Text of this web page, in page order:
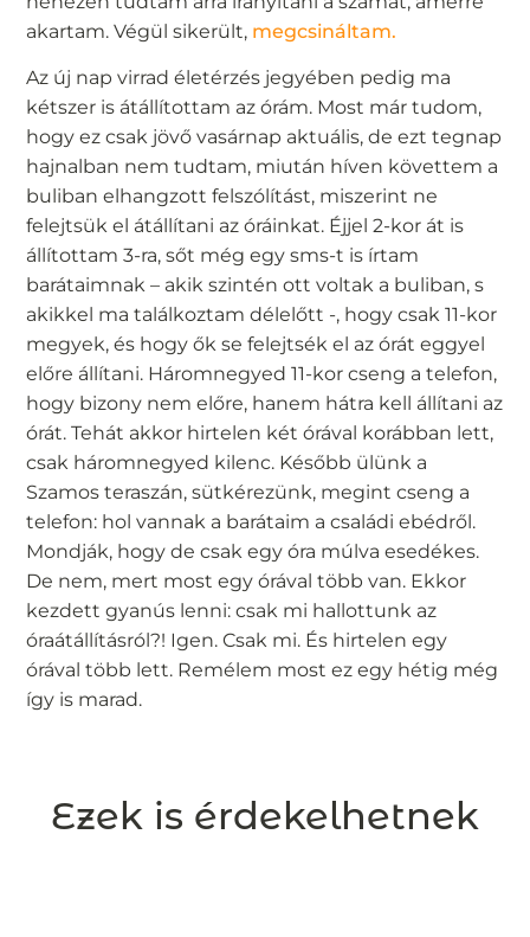
akartam. Végül sikerült, megcsináltam.
Az új nap virrad életérzés jegyében pedig ma
kétszer is átállítottam az órám. Most már tudom,
hogy ez csak jövő vasárnap aktuális, de ezt tegnap
hajnalban nem tudtam, miután híven követtem a
buliban elhangzott felszólítást, miszerint ne
felejtsük el átállítani az óráinkat. Éjjel 2-kor át is
állítottam 3-ra, sőt még egy sms-t is írtam
barátaimnak – akik szintén ott voltak a buliban, s
akikkel ma találkoztam délelőtt -, hogy csak 11-kor
megyek, és hogy ők se felejtsék el az órát eggyel
előre állítani. Háromnegyed 11-kor cseng a telefon,
hogy bizony nem előre, hanem hátra kell állítani az
órát. Tehát akkor hirtelen két órával korábban lett,
csak háromnegyed kilenc. Később ülünk a
Szamos teraszán, sütkérezünk, megint cseng a
telefon: hol vannak a barátaim a családi ebédről.
Mondják, hogy de csak egy óra múlva esedékes.
De nem, mert most egy órával több van. Ekkor
kezdett gyanús lenni: csak mi hallottunk az
óraátállításról?! Igen. Csak mi. És hirtelen egy
órával több lett. Remélem most ez egy hétig még
így is marad.
Ezek is érdekelhetnek